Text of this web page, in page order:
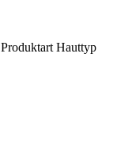
Produktart Hauttyp